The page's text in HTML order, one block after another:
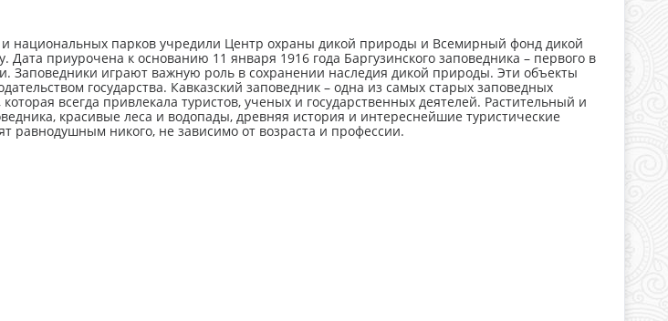
национальных парков учредили Центр охраны дикой природы и Всемирный фонд дикой
Дата приурочена к основанию 11 января 1916 года Баргузинского заповедника – первого в
Заповедники играют важную роль в сохранении наследия дикой природы. Эти объекты
государства. Кавказский заповедник – одна из самых старых заповедных
всегда привлекала туристов, ученых и государственных деятелей. Растительный и
красивые леса и водопады, древняя история и интереснейшие туристические
равнодушным никого, не зависимо от возраста и профессии.